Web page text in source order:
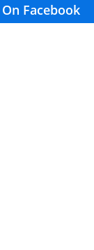
On Facebook